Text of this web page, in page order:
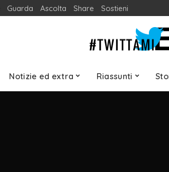
Guarda Ascolta Share Sostieni
Notizie ed extra Riassunti